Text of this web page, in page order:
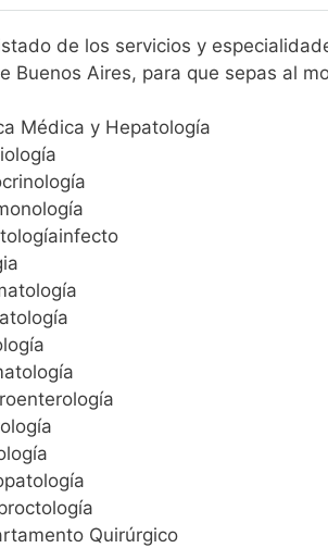
de los servicios y
Buenos Aires, para que sepas al
Médica y Hepatología
Quirúrgico